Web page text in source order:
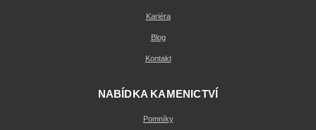
Kariéra
Blog
Kontakt
NABÍDKA KAMENICTVÍ
Pomníky